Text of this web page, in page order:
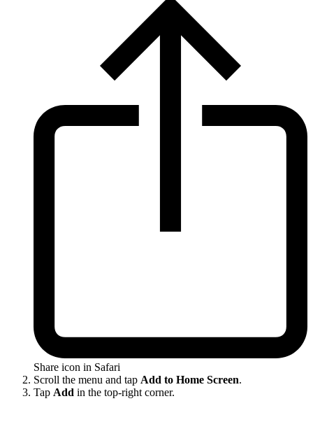
Share icon in Safari
Scroll the menu and tap Add to Home Screen.
Tap Add in the top-right corner.